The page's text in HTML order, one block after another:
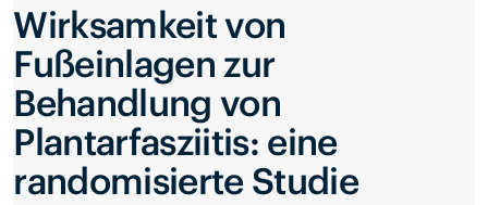
Wirksamkeit von
Fußeinlagen zur
Behandlung von
Plantarfasziitis: eine
randomisierte Studie